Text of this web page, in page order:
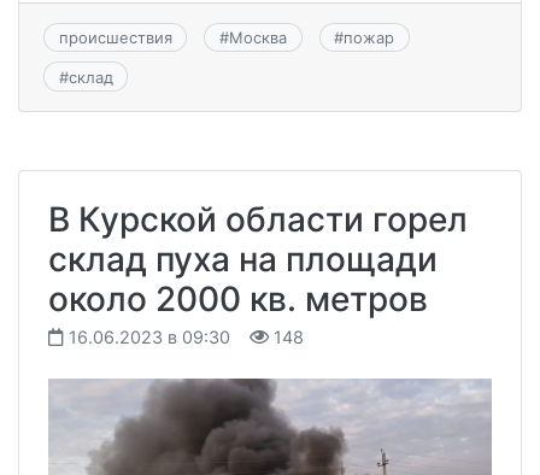
происшествия #Москва #пожар
#склад
В Курской области горел
склад пуха на площади
около 2000 кв. метров
16.06.2023 в 09:30 148